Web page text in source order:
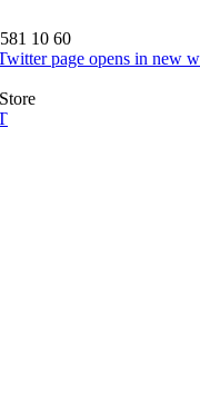
10 60
page opens in new